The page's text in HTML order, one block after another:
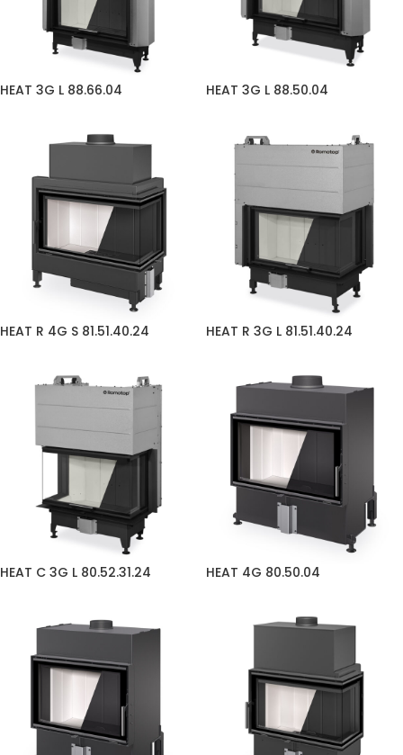
HEAT 3G L 88.66.04 HEAT 3G L 88.50.04
HEAT R 4G S 81.51.40.24 HEAT R 3G L 81.51.40.24
HEAT C 3G L 80.52.31.24 HEAT 4G 80.50.04